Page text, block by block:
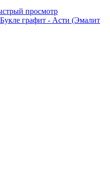
просмотр
графит - Асти (Эмалит